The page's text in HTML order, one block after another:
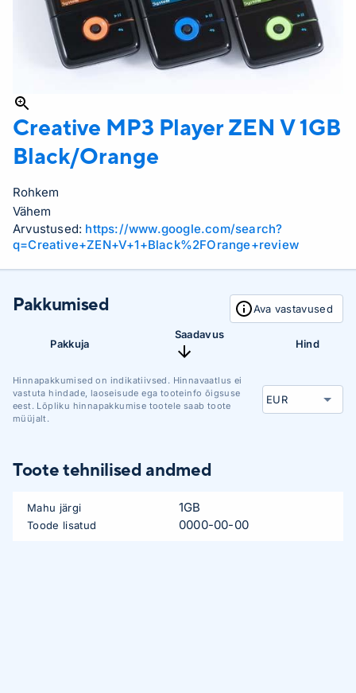
Creative MP3 Player ZEN V 1GB
Black/Orange
Rohkem
Vähem
Arvustused: https://www.google.com/search?
q=Creative+ZEN+V+1+Black%2FOrange+review
Pakkumised Ava vastavused
Pakkuja
Saadavus
Hind
Hinnapakkumised on indikatiivsed. Hinnavaatlus ei
vastuta hindade, laoseisude ega tooteinfo õigsuse
eest. Lõpliku hinnapakkumise tootele saab toote
müüjalt.
Toote tehnilised andmed
Mahu järgi 1GB
Toode lisatud 0000-00-00